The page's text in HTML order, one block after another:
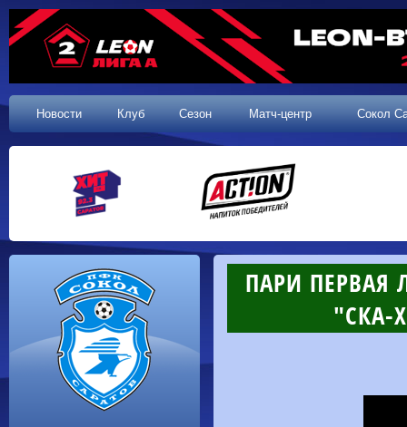
Новости Клуб Сезон Матч-центр Сокол
ПАРИ ПЕРВАЯ
"СКА-